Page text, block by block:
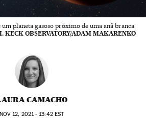
um planeta gasoso próximo de uma anã branca.
KECK OBSERVATORY/ADAM MAKARENKO
CAMACHO
NOV 12, 2021 - 13:42EST